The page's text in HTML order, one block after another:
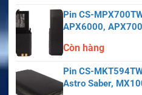
Pin CS-
APX6000,
Còn hàng
Pin CS-
Astro Saber,